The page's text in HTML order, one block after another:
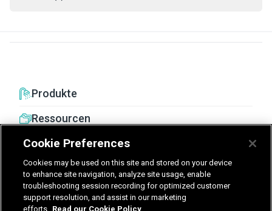
Produkte
Ressourcen
United Kingdom Germany Nederland
Cookie Preferences
Cookies may be used on this site and stored on your device
to enhance site navigation, analyze site usage, enable
troubleshooting session recording for optimized customer
support resolution, and assist in our marketing
efforts. Read our Cookie Policy